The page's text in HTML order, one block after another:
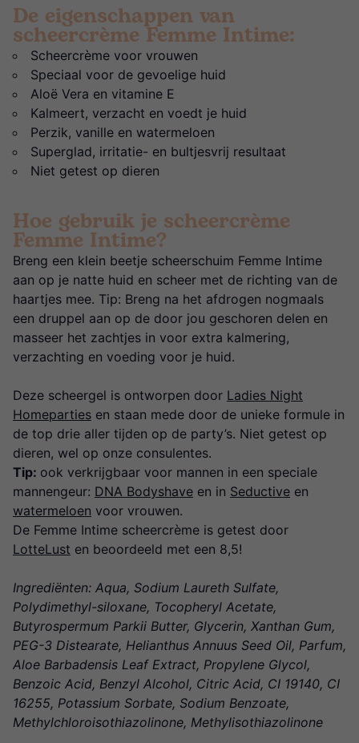
De eigenschappen van
scheercrème Femme Intime:
Scheercrème voor vrouwen
Speciaal voor de gevoelige huid
Aloë Vera en vitamine E
Kalmeert, verzacht en voedt je huid
Perzik, vanille en watermeloen
Superglad, irritatie- en bultjesvrij resultaat
Niet getest op dieren
Hoe gebruik je scheercrème
Femme Intime?
Breng een klein beetje scheerschuim Femme Intime
aan op je natte huid en scheer met de richting van de
haartjes mee. Tip: Breng na het afdrogen nogmaals
een druppel aan op de door jou geschoren delen en
masseer het zachtjes in voor extra kalmering,
verzachting en voeding voor je huid.
Deze scheergel is ontworpen door Ladies Night
Homeparties en staan mede door de unieke formule in
de top drie aller tijden op de party’s. Niet getest op
dieren, wel op onze consulentes.
Tip: ook verkrijgbaar voor mannen in een speciale
mannengeur: DNA Bodyshave en in Seductive en
watermeloen voor vrouwen.
De Femme Intime scheercrème is getest door
LotteLust en beoordeeld met een 8,5!
Ingrediënten: Aqua, Sodium Laureth Sulfate,
Polydimethyl-siloxane, Tocopheryl Acetate,
Butyrospermum Parkii Butter, Glycerin, Xanthan Gum,
PEG-3 Distearate, Helianthus Annuus Seed Oil, Parfum,
Aloe Barbadensis Leaf Extract, Propylene Glycol,
Benzoic Acid, Benzyl Alcohol, Citric Acid, CI 19140, CI
16255, Potassium Sorbate, Sodium Benzoate,
Methylchloroisothiazolinone, Methylisothiazolinone